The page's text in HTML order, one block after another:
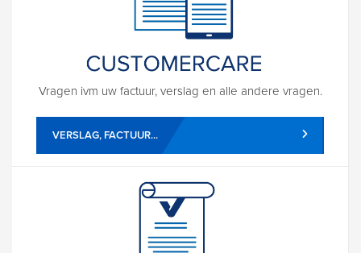
Vragen ivm uw factuur, verslag en alle andere vragen.
VERSLAG, FACTUUR...